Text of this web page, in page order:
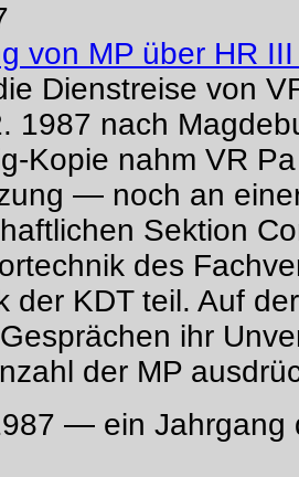
von MP über HR
Dienstreise von
1987 nach
Kopie nahm VR
— noch an
Sektion
des
der KDT teil. Auf
ihr
der MP
— ein Jahrgang